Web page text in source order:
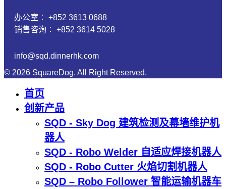
办公室︰ +852 3613 0688
销售咨询︰ +852 3614 5028
info@sqd.dinnerhk.com
© 2026 SquareDog. All Right Reserved.
首页
创新产品
SQD - Sky Dog 建筑检测及幕墙维护机
器人
SQD - Robo Welder 自适应焊接机器人
SQD - Robo Cutter 火焰切割机器人
SQD – Robo Follower 智能运输机器车